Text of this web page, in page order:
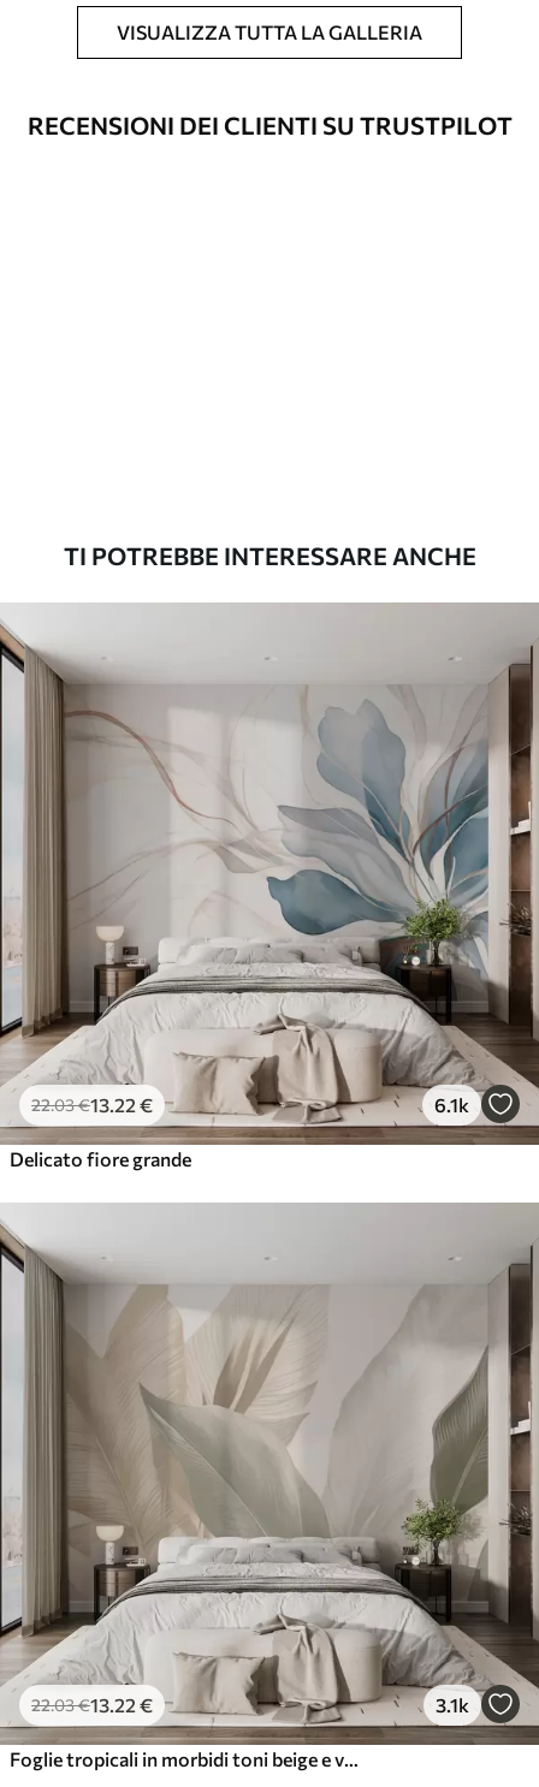
Pulizia
La carta da parati può essere pulita
Le carte da parati con finitura a vernice
possono essere pulite con acqua.
Vinile Premium
65.0039.00€/m²
Peel and Stick
.6749.00 /m²
VISUALIZZA TUTTA LA GALLERIA
RECENSIONI DEI CLIENTI SU TRUSTPILOT
TI POTREBBE INTERESSARE ANCHE
22.03€13 .22 € 6.1k
Delicato fiore grande
22.03€13 .22 € 3.1k